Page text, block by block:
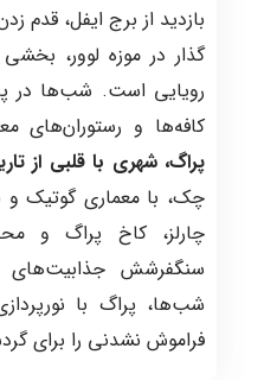
بازدید از برج ایفل، قدم
گذار در موزه لوور،
رویایی است. شب‌ها در
کافه‌ها و رستوران‌های
پراگ، شهری با قلبی از
چک، با معماری گوتیک
چارلز، کاخ پراگ و
سنگفرشش
شب‌ها، پراگ با
فراموش نشدنی را برای